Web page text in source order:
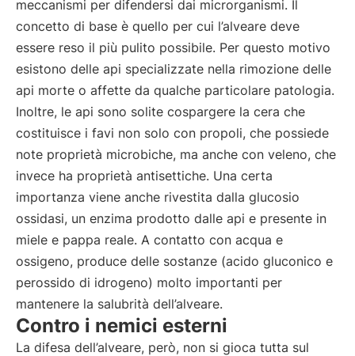
meccanismi per difendersi dai microrganismi. Il
concetto di base è quello per cui l’alveare deve
essere reso il più pulito possibile. Per questo motivo
esistono delle api specializzate nella rimozione delle
api morte o affette da qualche particolare patologia.
Inoltre, le api sono solite cospargere la cera che
costituisce i favi non solo con propoli, che possiede
note proprietà microbiche, ma anche con veleno, che
invece ha proprietà antisettiche. Una certa
importanza viene anche rivestita dalla glucosio
ossidasi, un enzima prodotto dalle api e presente in
miele e pappa reale. A contatto con acqua e
ossigeno, produce delle sostanze (acido gluconico e
perossido di idrogeno) molto importanti per
mantenere la salubrità dell’alveare.
Contro i nemici esterni
La difesa dell’alveare, però, non si gioca tutta sul